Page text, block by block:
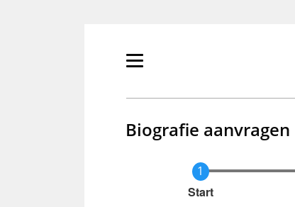
Primair
tonen/verbergen
Biografie aanvragen
Huidige
Start